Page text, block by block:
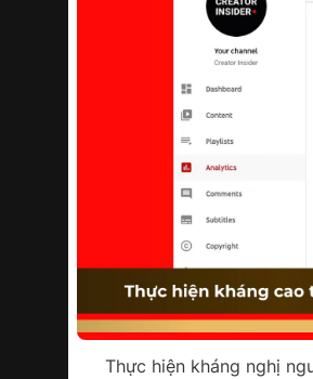
Thực hiện kháng nghị